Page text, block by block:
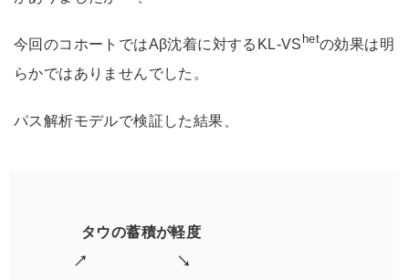
今回のコホートではAβ沈着に対するKL-VS hetの効果は明
らかではありませんでした。
パス解析モデルで検証した結果、
タウの蓄積が軽度
↗ ↘